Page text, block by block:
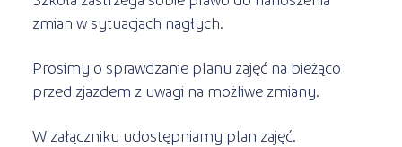
zmian w sytuacjach nagłych.
Prosimy o sprawdzanie planu zajęć na bieżąco
przed zjazdem z uwagi na możliwe zmiany.
W załączniku udostępniamy plan zajęć.